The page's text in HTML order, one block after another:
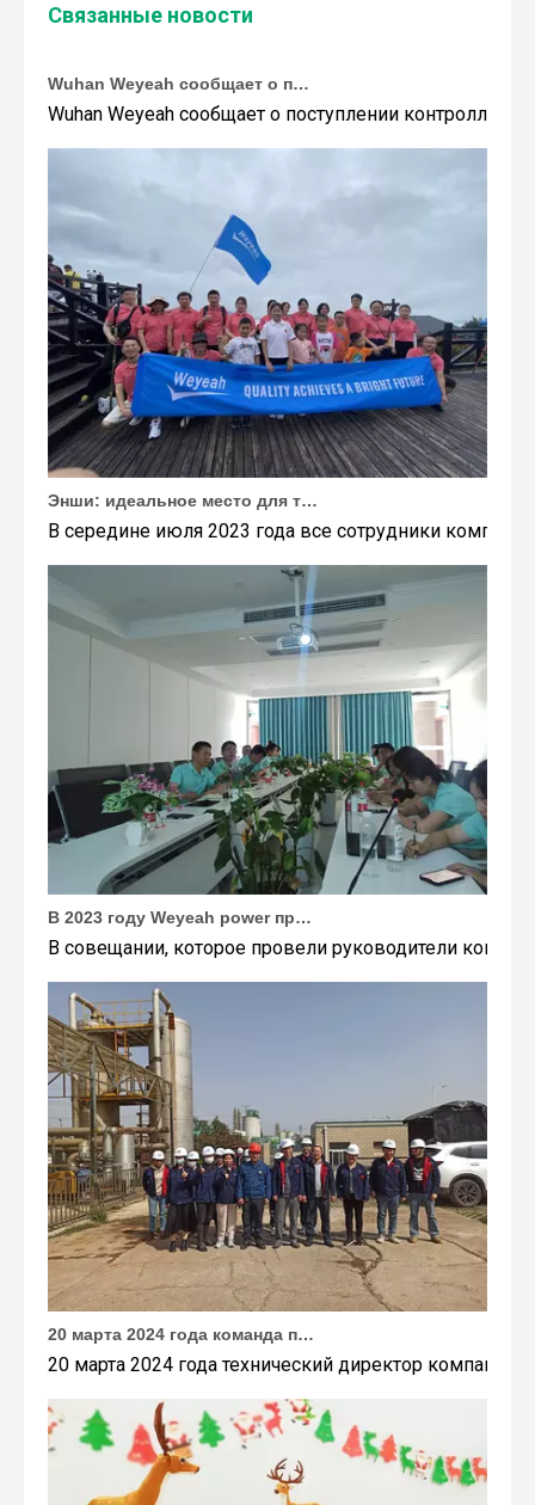
Связанные новости
Wuhan Weyeah сообщает о поступлении
В середине июля 2023 года все сотрудники
В совещании, которое провели руководители
20 марта 2024 года технический директор